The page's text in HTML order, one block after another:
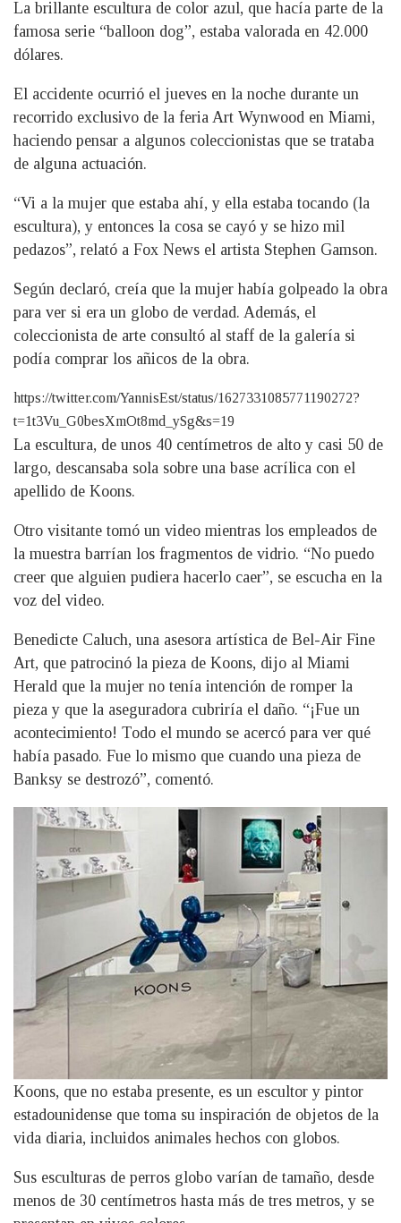
La brillante escultura de color azul, que hacía parte de la
famosa serie “balloon dog”, estaba valorada en 42.000
dólares.
El accidente ocurrió el jueves en la noche durante un
recorrido exclusivo de la feria Art Wynwood en Miami,
haciendo pensar a algunos coleccionistas que se trataba
de alguna actuación.
“Vi a la mujer que estaba ahí, y ella estaba tocando (la
escultura), y entonces la cosa se cayó y se hizo mil
pedazos”, relató a Fox News el artista Stephen Gamson.
Según declaró, creía que la mujer había golpeado la obra
para ver si era un globo de verdad. Además, el
coleccionista de arte consultó al staff de la galería si
podía comprar los añicos de la obra.
https://twitter.com/YannisEst/status/1627331085771190272?
t=1t3Vu_G0besXmOt8md_ySg&s=19
La escultura, de unos 40 centímetros de alto y casi 50 de
largo, descansaba sola sobre una base acrílica con el
apellido de Koons.
Otro visitante tomó un video mientras los empleados de
la muestra barrían los fragmentos de vidrio. “No puedo
creer que alguien pudiera hacerlo caer”, se escucha en la
voz del video.
Benedicte Caluch, una asesora artística de Bel-Air Fine
Art, que patrocinó la pieza de Koons, dijo al Miami
Herald que la mujer no tenía intención de romper la
pieza y que la aseguradora cubriría el daño. “¡Fue un
acontecimiento! Todo el mundo se acercó para ver qué
había pasado. Fue lo mismo que cuando una pieza de
Banksy se destrozó”, comentó.
Koons, que no estaba presente, es un escultor y pintor
estadounidense que toma su inspiración de objetos de la
vida diaria, incluidos animales hechos con globos.
Sus esculturas de perros globo varían de tamaño, desde
menos de 30 centímetros hasta más de tres metros, y se